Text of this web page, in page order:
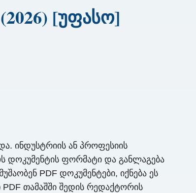
[უფასო]
ინდუსტრიის ან პროფესიის
დოკუმენტის ფორმატი და განლაგება
PDF დოკუმენტები, იქნება ეს
თამაშში შედის რედაქტორის